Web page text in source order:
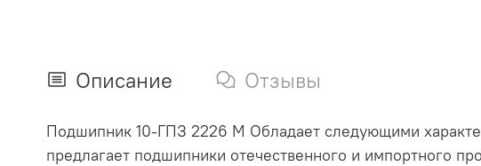
Описание Отзывы
Подшипник 10-ГПЗ 2226 М Обладает следующими
предлагает подшипники отечественного и импортного